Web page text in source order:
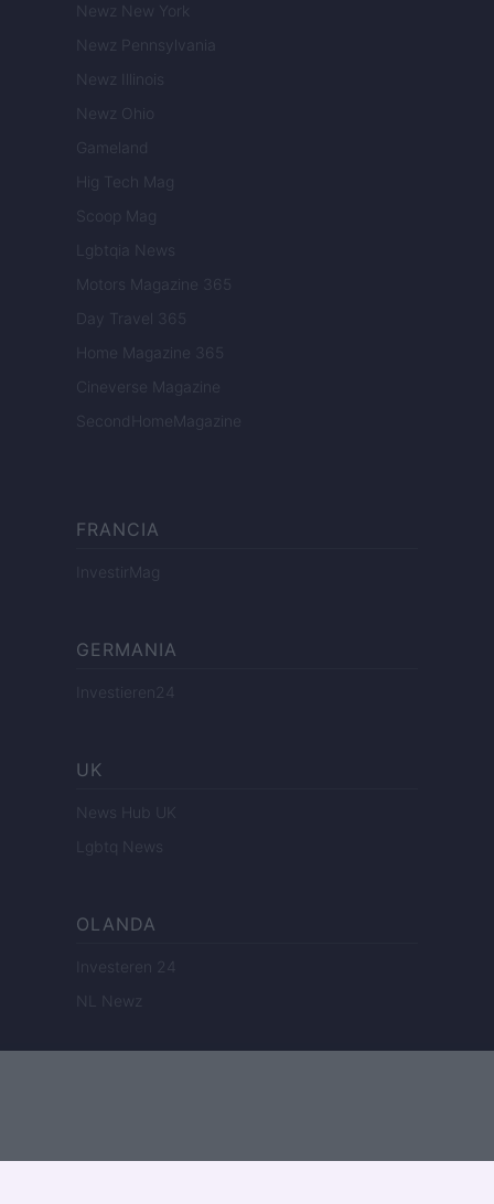
Newz New York
Newz Pennsylvania
Newz Illinois
Newz Ohio
Gameland
Hig Tech Mag
Scoop Mag
Lgbtqia News
Motors Magazine 365
Day Travel 365
Home Magazine 365
Cineverse Magazine
SecondHomeMagazine
FRANCIA
InvestirMag
GERMANIA
Investieren24
UK
News Hub UK
Lgbtq News
OLANDA
Investeren 24
NL Newz